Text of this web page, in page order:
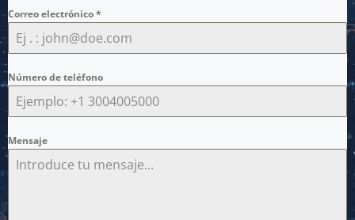
Correo electrónico*
Número de teléfono
Mensaje